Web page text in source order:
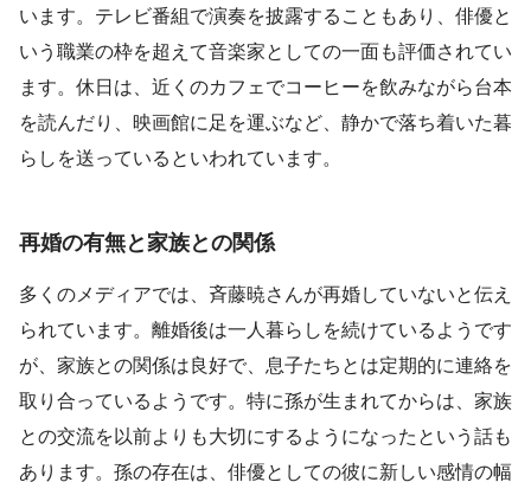
います。テレビ番組で演奏を披露することもあり、俳優と
いう職業の枠を超えて音楽家としての一面も評価されてい
ます。休日は、近くのカフェでコーヒーを飲みながら台本
を読んだり、映画館に足を運ぶなど、静かで落ち着いた暮
らしを送っているといわれています。
再婚の有無と家族との関係
多くのメディアでは、斉藤暁さんが再婚していないと伝え
られています。離婚後は一人暮らしを続けているようです
が、家族との関係は良好で、息子たちとは定期的に連絡を
取り合っているようです。特に孫が生まれてからは、家族
との交流を以前よりも大切にするようになったという話も
あります。孫の存在は、俳優としての彼に新しい感情の幅